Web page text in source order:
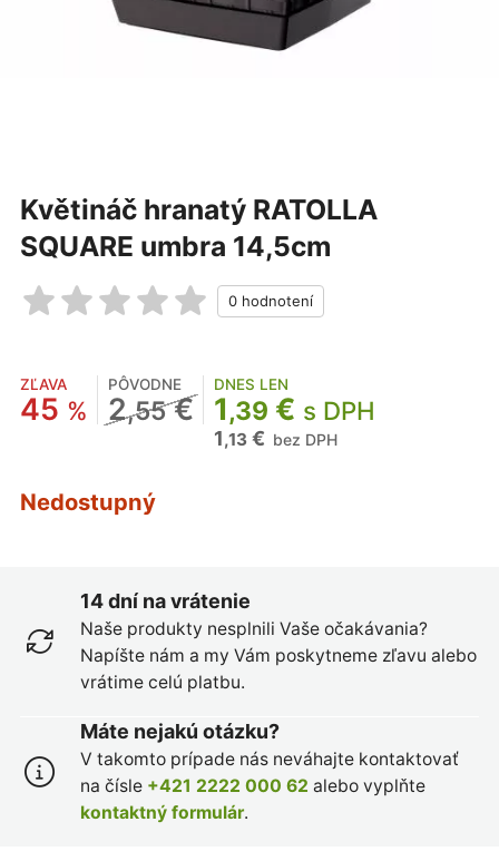
Květináč hranatý RATOLLA
SQUARE umbra 14,5cm
ZĽAVA
45 %
PÔVODNE
2,55€
DNES LEN
1,39 € s DPH
1,13€ bez DPH
Nedostupný
14 dní na vrátenie
Naše produkty nesplnili Vaše očakávania?
Napíšte nám a my Vám poskytneme zľavu alebo
vrátime celú platbu.
Máte nejakú otázku?
V takomto prípade nás neváhajte kontaktovať
na čísle +421 2222 000 62 alebo vyplňte
kontaktný formulár.